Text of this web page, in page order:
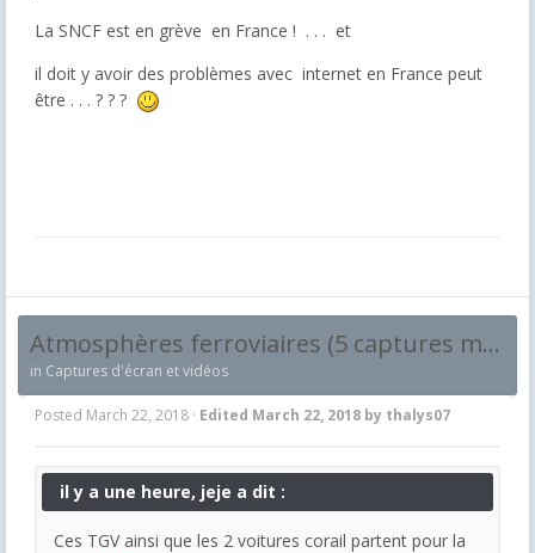
La SNCF est en grève en France ! . . . et
il doit y avoir des problèmes avec internet en France peut
être . . . ? ? ?
Atmosphères ferroviaires (5 captures maximum et par jour !)
in Captures d'écran et vidéos
Posted March 22, 2018 · Edited March 22, 2018 by thalys07
il y a une heure, jeje a dit :
Ces TGV ainsi que les 2 voitures corail partent pour la